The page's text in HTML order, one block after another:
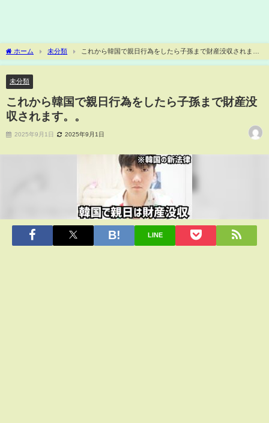
ホーム 未分類
これから韓国で親日行為をしたら子孫まで財産没収されま
す。。
未分類
これから韓国で親日行為をしたら子孫まで財産没
収されます。。
2025年9月1日 2025年9月1日
LINE